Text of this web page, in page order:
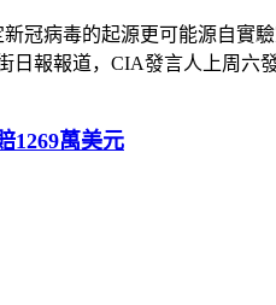
冠病毒的起源更可能源自
報報道，CIA發言人上周
1269萬美元